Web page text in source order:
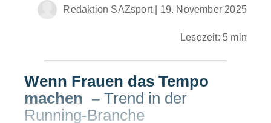
Redaktion SAZsport 19. November 2025
Lesezeit: 5 min
Wenn Frauen das Tempo
machen – Trend in der
Running-Branche